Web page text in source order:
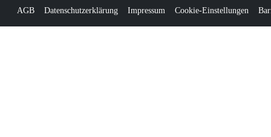
AGB Datenschutzerklärung Impressum Cookie-Einstellungen